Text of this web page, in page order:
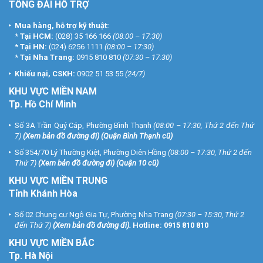
TỔNG ĐÀI HỖ TRỢ
Mua hàng, hỗ trợ kỹ thuật:
* Tại HCM: (028) 35 166 166 (08:00 – 17:30)
* Tại HN: (024) 6256 1111 (08:00 – 17:30)
* Tại Nha Trang: 0915 810 810 (07:30 – 17:30)
Khiếu nại, CSKH: 0902 51 53 55 (24/7)
KHU VỰC MIỀN NAM
Tp. Hồ Chí Minh
Số 3A Trần Quý Cáp, Phường Bình Thạnh (08:00 – 17:30, Thứ 2 đến Thứ
7) (Xem bản đồ đường đi) (Quận Bình Thạnh cũ)
Số 354/70 Lý Thường Kiệt, Phường Diên Hồng (08:00 – 17:30, Thứ 2 đến
Thứ 7) (Xem bản đồ đường đi) (Quận 10 cũ)
KHU VỰC MIỀN TRUNG
Tỉnh Khánh Hòa
Số 02 Chung cư Ngô Gia Tự, Phường Nha Trang (07:30 – 15:30, Thứ 2
đến Thứ 7) (Xem bản đồ đường đi). Hotline: 0915 810 810
KHU VỰC MIỀN BẮC
Tp. Hà Nội